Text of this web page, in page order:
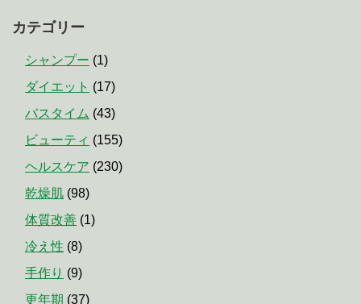
カテゴリー
シャンプー (1)
ダイエット (17)
バスタイム (43)
ビューティ (155)
ヘルスケア (230)
乾燥肌 (98)
体質改善 (1)
冷え性 (8)
手作り (9)
更年期 (37)